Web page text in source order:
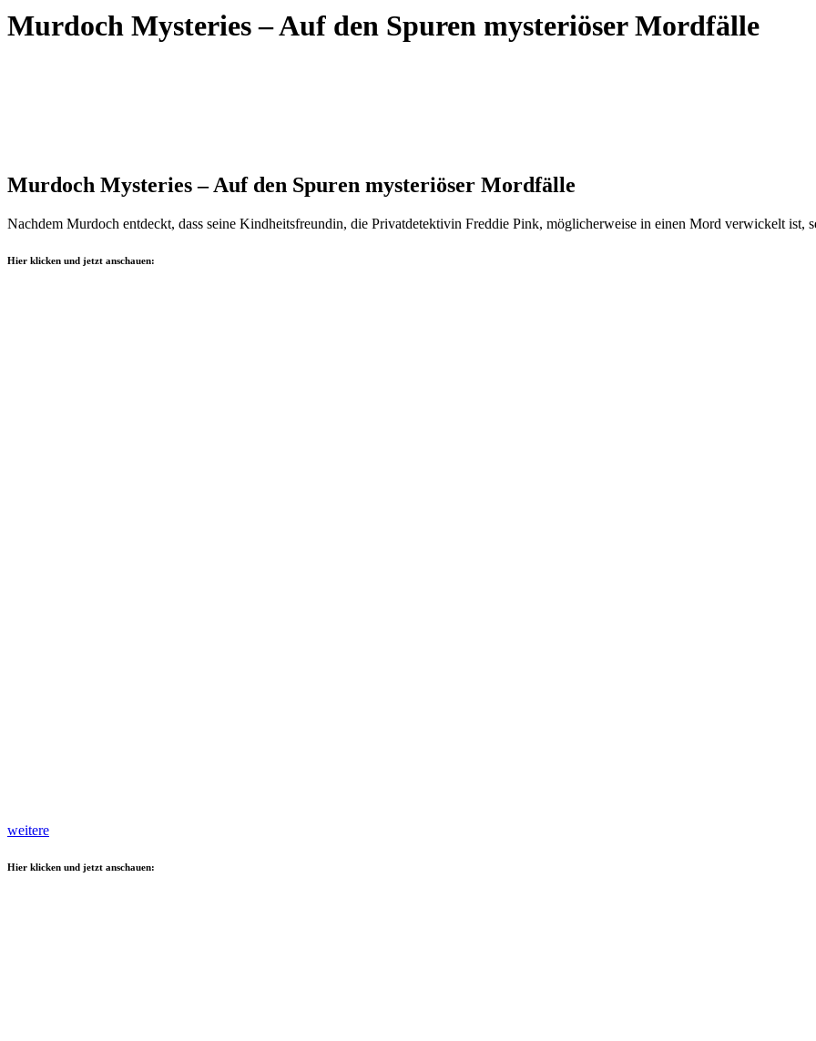
Murdoch Mysteries – Auf den Spuren mysteriöser Mordfälle
Murdoch Mysteries – Auf den Spuren mysteriöser Mordfälle
Nachdem Murdoch entdeckt, dass seine Kindheitsfreundin, die Privatdetektivin Freddie Pink, möglicherweise in einen Mord verwickelt ist,
Hier klicken und jetzt anschauen:
weitere
Hier klicken und jetzt anschauen: